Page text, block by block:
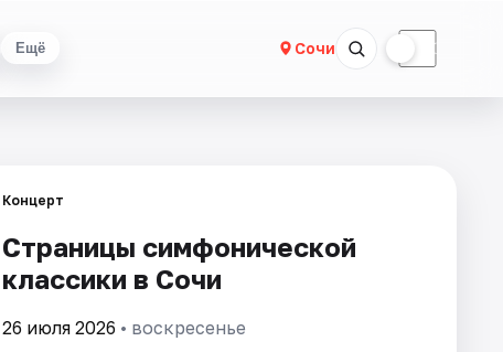
Ещё Сочи ☾
Концерт
Страницы симфонической
классики в Сочи
26 июля 2026 • воскресенье